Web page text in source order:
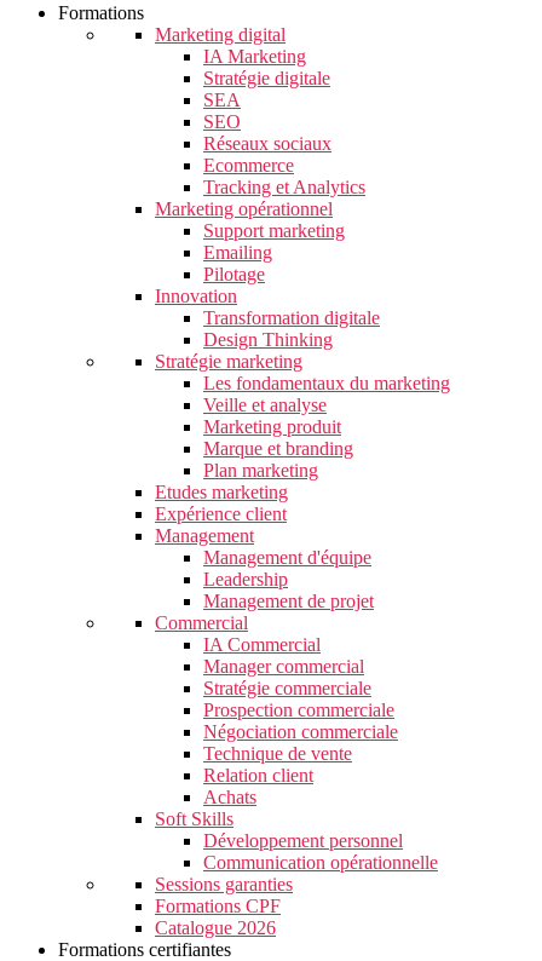
Formations
Marketing digital
IA Marketing
Stratégie digitale
SEA
SEO
Réseaux sociaux
Ecommerce
Tracking et Analytics
Marketing opérationnel
Support marketing
Emailing
Pilotage
Innovation
Transformation digitale
Design Thinking
Stratégie marketing
Les fondamentaux du marketing
Veille et analyse
Marketing produit
Marque et branding
Plan marketing
Etudes marketing
Expérience client
Management
Management d'équipe
Leadership
Management de projet
Commercial
IA Commercial
Manager commercial
Stratégie commerciale
Prospection commerciale
Négociation commerciale
Technique de vente
Relation client
Achats
Soft Skills
Développement personnel
Communication opérationnelle
Sessions garanties
Formations CPF
Catalogue 2026
Formations certifiantes